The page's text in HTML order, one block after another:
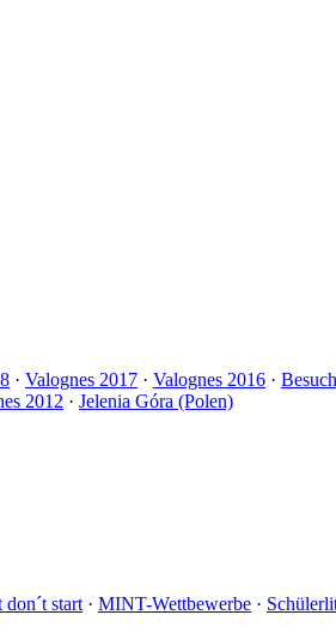
· Valognes 2017 · Valognes 2016 ·
2012 · Jelenia Góra (Polen)
don´t start· MINT-Wettbewerbe ·